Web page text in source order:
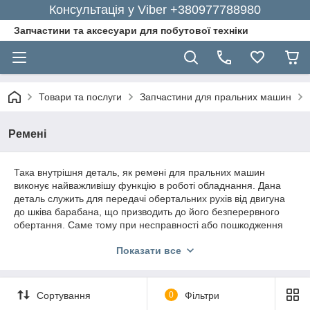
Консультація у Viber +380977788980
Запчастини та аксесуари для побутової техніки
Товари та послуги Запчастини для пральних машин
Ремені
Така внутрішня деталь, як ремені для пральних машин
виконує найважливішу функцію в роботі обладнання. Дана
деталь служить для передачі обертальних рухів від двигуна
до шківа барабана, що призводить до його безперервного
обертання. Саме тому при несправності або пошкодження
звернутися в сервісний центр для його заміни.
Показати все
Сортування 0 Фільтри